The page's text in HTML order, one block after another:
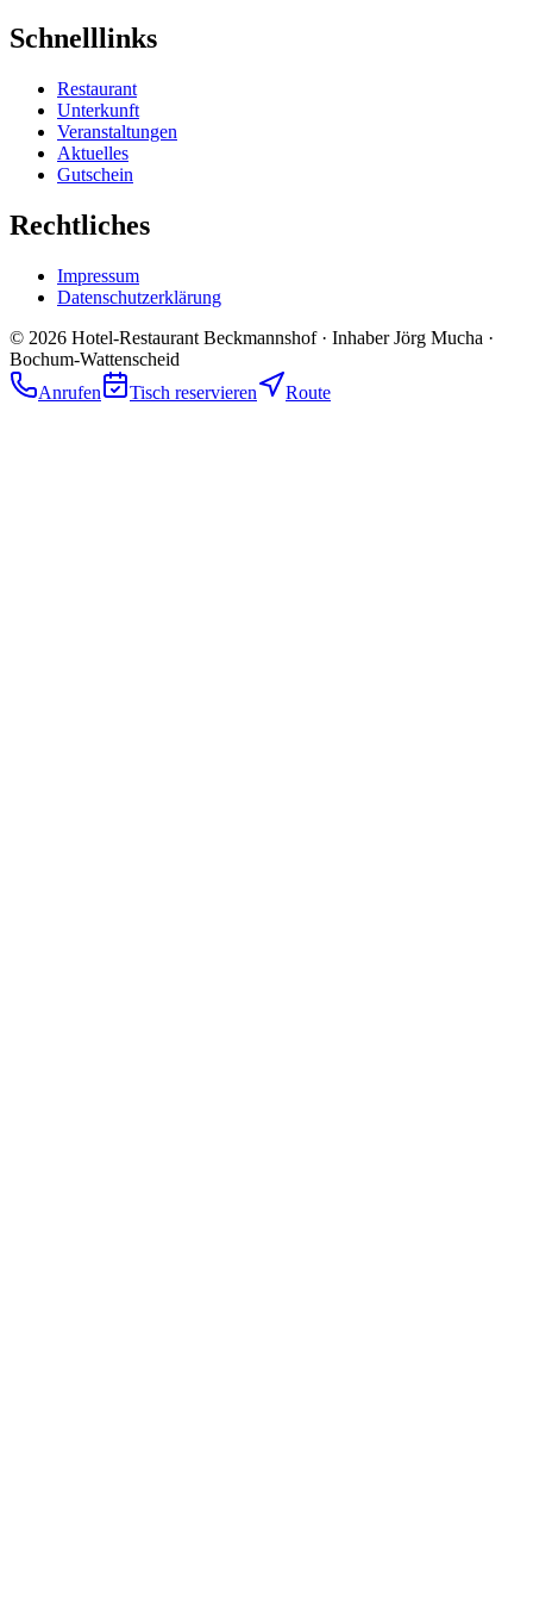
Schnelllinks
Restaurant
Unterkunft
Veranstaltungen
Aktuelles
Gutschein
Rechtliches
Impressum
Datenschutzerklärung
© 2026 Hotel-Restaurant Beckmannshof · InhaberJörg Mucha ·
Bochum-Wattenscheid
Anrufen
Tisch reservieren Route